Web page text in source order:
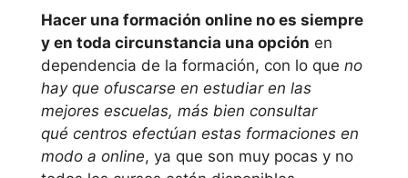
estudiar curso de
cursos gratuitos
con certificado
para estudiantes
online en Málaga
Hacer una formación online no es siempre
y en toda circunstancia una opción en
dependencia de la formación, con lo que no
hay que ofuscarse en estudiar en las
mejores escuelas, más bien consultar
qué centros efectúan estas formaciones en
modo a online, ya que son muy pocas y no